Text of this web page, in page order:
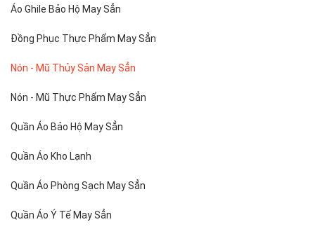
Áo Ghile Bảo Hộ May Sẳn
Đồng Phục Thực Phẩm May Sẳn
Nón - Mũ Thủy Sản May Sẳn
Nón - Mũ Thực Phẩm May Sẳn
Quần Áo Bảo Hộ May Sẳn
Quần Áo Kho Lạnh
Quần Áo Phòng Sạch May Sẳn
Quần Áo Ý Tế May Sẳn